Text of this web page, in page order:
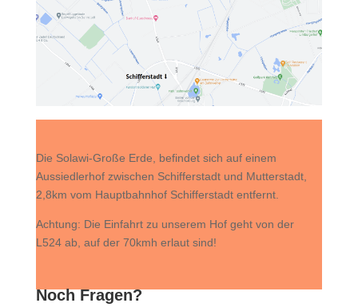
Die Solawi-Große Erde, befindet sich auf einem
Aussiedlerhof zwischen Schifferstadt und Mutterstadt,
2,8km vom Hauptbahnhof Schifferstadt entfernt.
Achtung: Die Einfahrt zu unserem Hof geht von der
L524 ab, auf der 70kmh erlaut sind!
Noch Fragen?